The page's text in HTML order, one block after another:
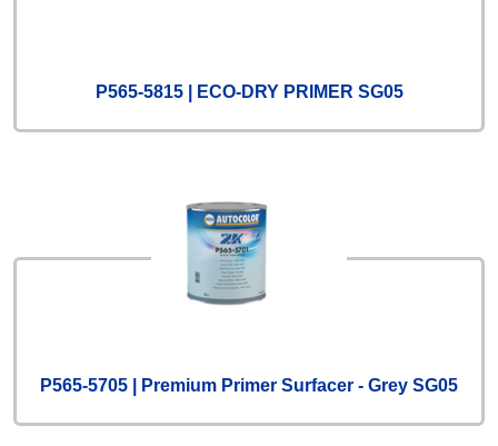
P565-5815 | ECO-DRY PRIMER SG05
P565-5705 | Premium Primer Surfacer - Grey SG05